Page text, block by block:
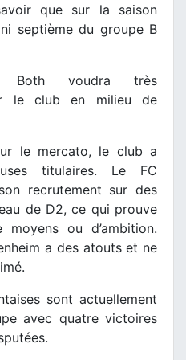
que sur la saison
septième du groupe B
Both voudra très
le club en milieu de
le mercato, le club a
titulaires. Le FC
recrutement sur des
de D2, ce qui prouve
ou d’ambition.
a des atouts et ne
sont actuellement
avec quatre victoires